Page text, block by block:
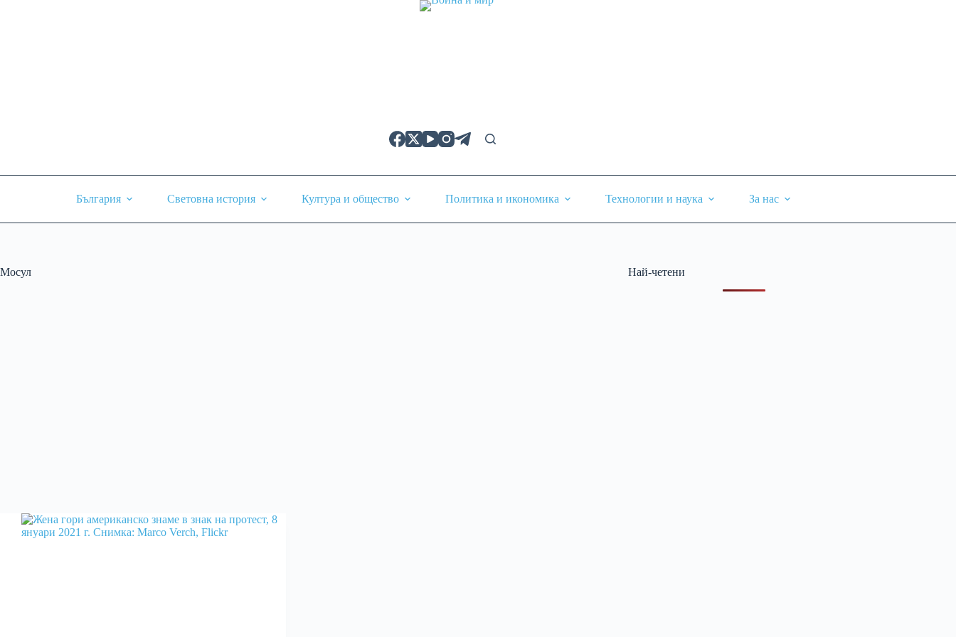
България Световна история Култура и общество Политика и икономика Технологии и наука За нас
Мосул Най-четени